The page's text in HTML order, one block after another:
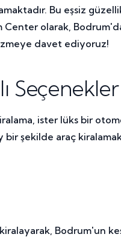
Bu eşsiz
Center olarak,
davet ediyoruz!
Seçenekler
ister lüks bir
bir şekilde araç
Bodrum'un